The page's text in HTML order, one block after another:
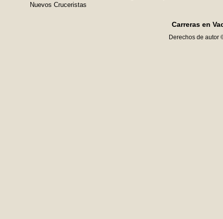
Nuevos Cruceristas
Carreras en
Derechos de autor